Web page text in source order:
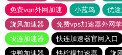
免费vqn外网加速
小蓝鸟 优
旋风加速器
免费vps加速器外网
快连加速器
快连加速器官网入口
快鸭加速器
快柠檬加速器 旋